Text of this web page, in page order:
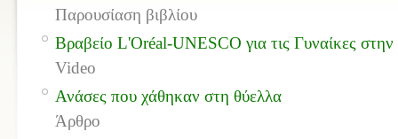
Παρουσίαση βιβλίου
Βραβείο L'Oréal-UNESCO για τις Γυναίκες
Video
Ανάσες που χάθηκαν στη θύελλα
Άρθρο